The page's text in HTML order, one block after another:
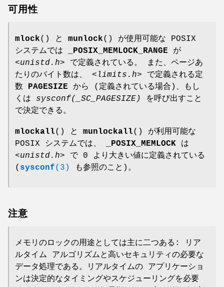
可用性
mlock() と munlock() が使用可能な POSIX
システムでは
_POSIX_MEMLOCK_RANGE が
<unistd.h> で定義されている。 また、ページあ
たりのバイト数は、 <limits.h> で定義される定
数 PAGESIZE から (定義されている場合)、もし
くは sysconf(_SC_PAGESIZE)
を呼び出すこと
で決定できる。
mlockall() と munlockall() が利用可能な
POSIX システムでは、
_POSIX_MEMLOCK は
<unistd.h> で 0 より大きい値に定義されている
( sysconf(3) も参照のこと)。
注意
メモリのロックの用途としては主に二つある: リア
ルタイム アルゴリズムと高いセキュリティの必要な
データ処理である。リアルタイムの アプリケーショ
ンは決定的なタイミングやスケジューリングを必要